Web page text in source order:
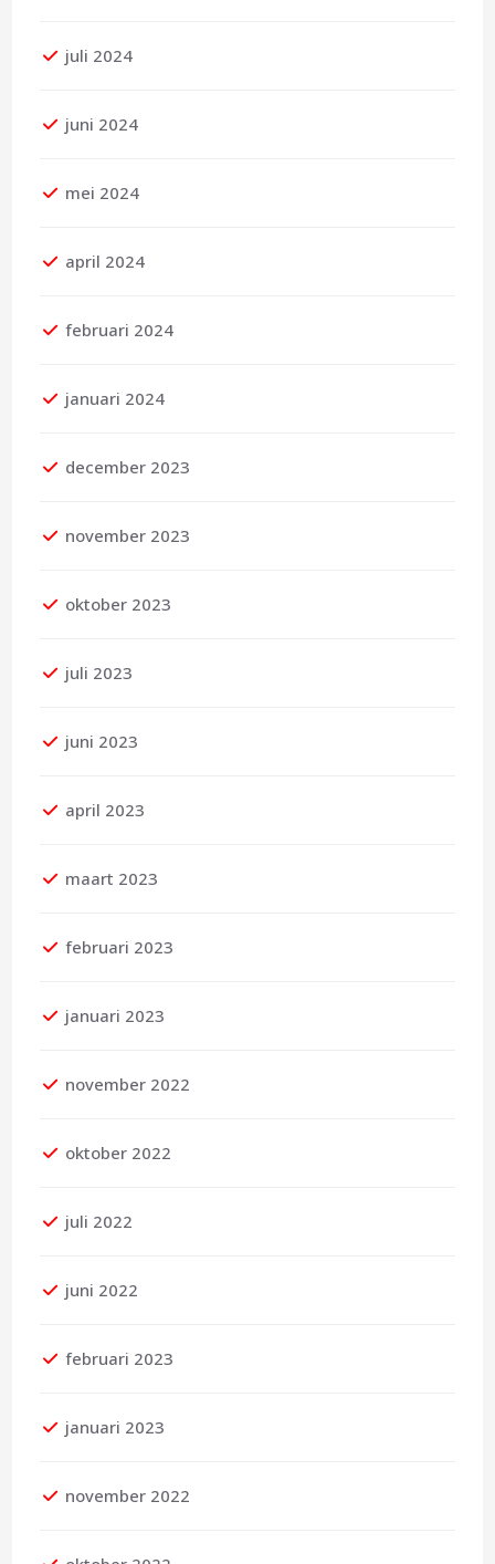
juli 2024
juni 2024
mei 2024
april 2024
februari 2024
januari 2024
december 2023
november 2023
oktober 2023
juli 2023
juni 2023
april 2023
maart 2023
februari 2023
januari 2023
november 2022
oktober 2022
juli 2022
juni 2022
februari 2023
januari 2023
november 2022